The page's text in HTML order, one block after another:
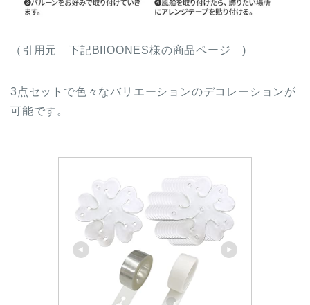
（引用元 下記BIIOONES様の商品ページ )
3点セットで色々なバリエーションのデコレーションが
可能です。